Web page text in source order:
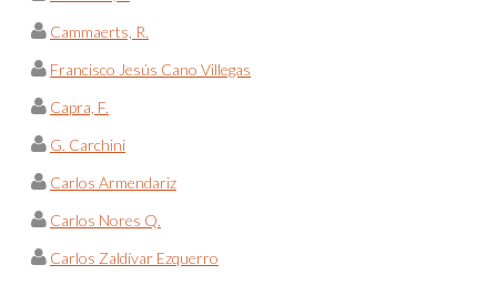
Cammaerts, R.
Francisco Jesús Cano Villegas
Capra, F.
G. Carchini
Carlos Armendariz
Carlos Nores Q.
Carlos Zaldívar Ezquerro